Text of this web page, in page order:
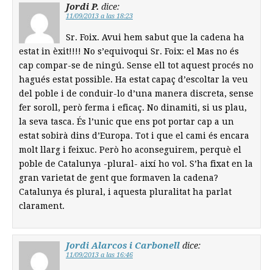
Jordi P. dice:
11/09/2013 a las 18:23
Sr. Foix. Avui hem sabut que la cadena ha
estat in èxit!!!! No s’equivoqui Sr. Foix: el Mas no és
cap compar-se de ningú. Sense ell tot aquest procés no
hagués estat possible. Ha estat capaç d’escoltar la veu
del poble i de conduir-lo d’una manera discreta, sense
fer soroll, però ferma i eficaç. No dinamiti, si us plau,
la seva tasca. És l’unic que ens pot portar cap a un
estat sobirà dins d’Europa. Tot i que el cami és encara
molt llarg i feixuc. Però ho aconseguirem, perquè el
poble de Catalunya -plural- així ho vol. S’ha fixat en la
gran varietat de gent que formaven la cadena?
Catalunya és plural, i aquesta pluralitat ha parlat
clarament.
Jordi Alarcos i Carbonell dice:
11/09/2013 a las 16:46